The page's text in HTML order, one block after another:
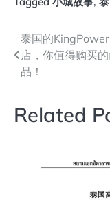
文
章
航
泰国的
店，你值得购买
品！
Related